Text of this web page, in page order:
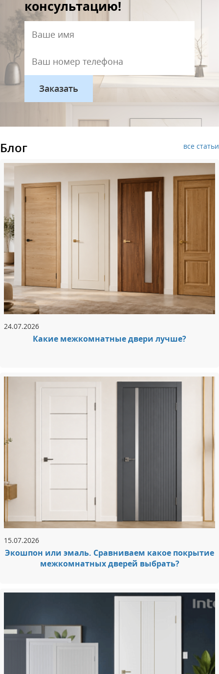
консультацию!
Блог все статьи
24.07.2026
Какие межкомнатные двери лучше?
15.07.2026
Экошпон или эмаль. Сравниваем какое покрытие
межкомнатных дверей выбрать?